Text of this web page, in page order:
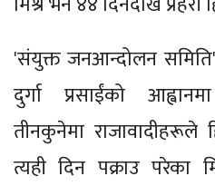
'संयुक्त जनआन्दोलन
दुर्गा प्रसाईंको
तीनकुनेमा राजावादीहरूले
त्यही दिन पक्राउ परेका